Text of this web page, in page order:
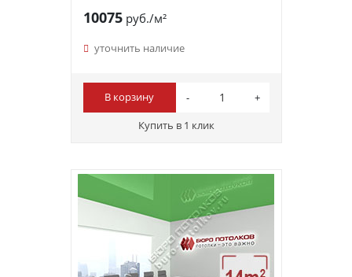
10075руб./м²
уточнить наличие
В корзину
Купить в 1 клик